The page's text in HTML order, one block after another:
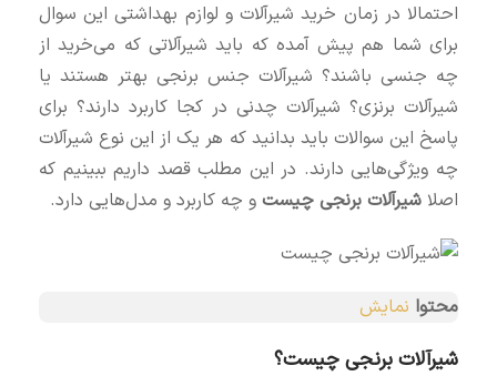
احتمالا در زمان خرید شیرآلات و لوازم بهداشتی این سوال
برای شما هم پیش آمده که باید شیرآلاتی که می‌خرید از
چه جنسی باشند؟ شیرآلات جنس برنجی بهتر هستند یا
شیرآلات برنزی؟ شیرآلات چدنی در کجا کاربرد دارند؟ برای
پاسخ این سوالات باید بدانید که هر یک از این نوع شیرآلات
چه ویژگی‌هایی دارند. در این مطلب قصد داریم ببینیم که
اصلا شیرآلات برنجی چیست و چه کاربرد و مدل‌هایی دارد.
محتوا نمایش
شیرآلات برنجی چیست؟